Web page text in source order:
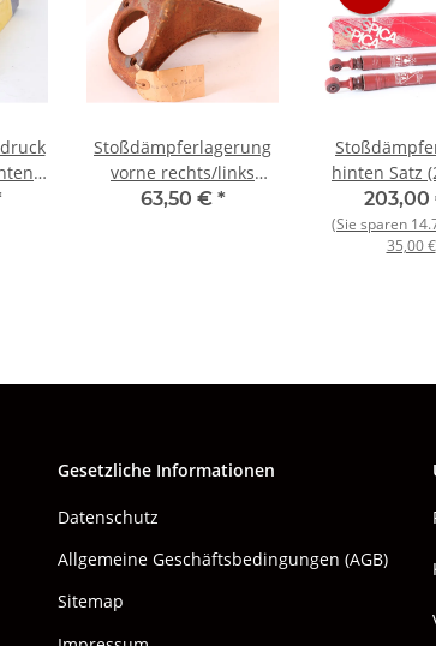
Stoßdämpferlagerung
vorne rechts/links
passend Alfa 105/115
63,50 € *
hinten Satz
Alfasud / TI
NOS
203,00
(Sie sparen
35,00 €
Gesetzliche Informationen
Datenschutz
Allgemeine Geschäftsbedingungen (AGB)
Sitemap